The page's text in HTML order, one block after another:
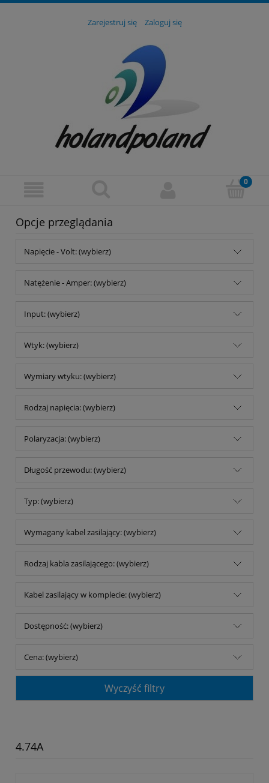
Zarejestruj się Zaloguj się
Opcje przeglądania
Napięcie - Volt: (wybierz)
Natężenie - Amper: (wybierz)
Input: (wybierz)
Wtyk: (wybierz)
Wymiary wtyku: (wybierz)
Rodzaj napięcia: (wybierz)
Polaryzacja: (wybierz)
Długość przewodu: (wybierz)
Typ: (wybierz)
Wymagany kabel zasilający: (wybierz)
Rodzaj kabla zasilającego: (wybierz)
Kabel zasilający w komplecie: (wybierz)
Dostępność: (wybierz)
Cena: (wybierz)
Wyczyść filtry
4.74A